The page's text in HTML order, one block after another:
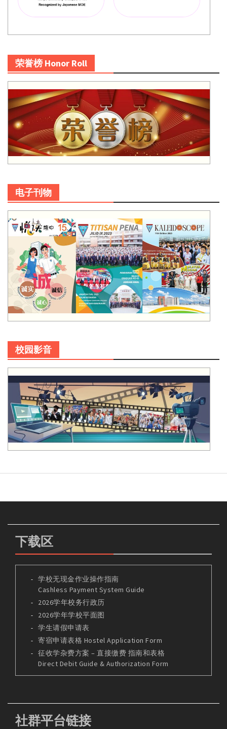
荣誉榜 Honor Roll
电子刊物
校园影音
下载区
学校无现金作业操作指南
Cashless Payment System Guide
2026学年校务行政历
2026学年学校平面图
学生请假申请表
寄宿申请表格 Hostel Application Form
征收学杂费方案 – 直接缴费 指南和表格
Direct Debit Guide & Authorization Form
社群平台链接